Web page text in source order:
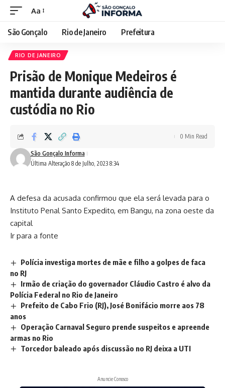
Aa
São Gonçalo Rio de Janeiro Prefeitura
RIO DE JANEIRO
Prisão de Monique Medeiros é
mantida durante audiência de
custódia no Rio
Última Alteração 8 de Julho, 2023 8:34
São Gonçalo Informa
0 Min Read
A defesa da acusada confirmou que ela será levada para o
Instituto Penal Santo Expedito, em Bangu, na zona oeste da
capital
Ir para a fonte
Polícia investiga mortes de mãe e filho a golpes de faca
no RJ
Irmão de criação do governador Cláudio Castro é alvo da
Polícia Federal no Rio de Janeiro
Prefeito de Cabo Frio (RJ), José Bonifácio morre aos 78
anos
Operação Carnaval Seguro prende suspeitos e apreende
armas no Rio
Torcedor baleado após discussão no RJ deixa a UTI
Anuncie Conosco